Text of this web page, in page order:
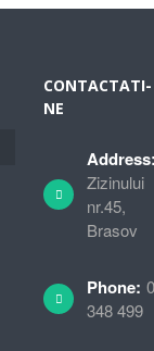
CONTACTATI-
NE
Zizinului
nr.45,
Brasov
Phone:
348 499